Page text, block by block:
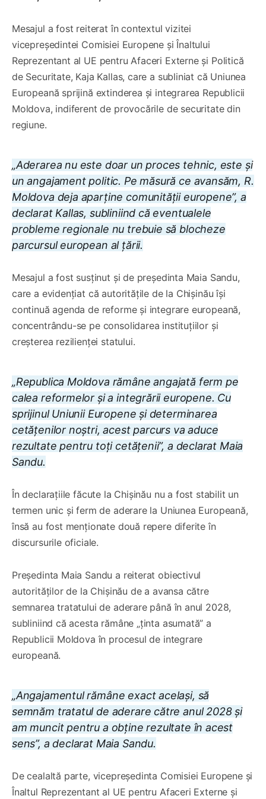
Mesajul a fost reiterat în contextul vizitei
vicepreședintei Comisiei Europene și Înaltului
Reprezentant al UE pentru Afaceri Externe și Politică
de Securitate, Kaja Kallas, care a subliniat că Uniunea
Europeană sprijină extinderea și integrarea Republicii
Moldova, indiferent de provocările de securitate din
regiune.
„Aderarea nu este doar un proces tehnic, este și
un angajament politic. Pe măsură ce avansăm, R.
Moldova deja aparține comunității europene”, a
declarat Kallas, subliniind că eventualele
probleme regionale nu trebuie să blocheze
parcursul european al țării.
Mesajul a fost susținut și de președinta Maia Sandu,
care a evidențiat că autoritățile de la Chișinău își
continuă agenda de reforme și integrare europeană,
concentrându-se pe consolidarea instituțiilor și
creșterea rezilienței statului.
„Republica Moldova rămâne angajată ferm pe
calea reformelor și a integrării europene. Cu
sprijinul Uniunii Europene și determinarea
cetățenilor noștri, acest parcurs va aduce
rezultate pentru toți cetățenii”, a declarat Maia
Sandu.
În declarațiile făcute la Chișinău nu a fost stabilit un
termen unic și ferm de aderare la Uniunea Europeană,
însă au fost menționate două repere diferite în
discursurile oficiale.
Președinta Maia Sandu a reiterat obiectivul
autorităților de la Chișinău de a avansa către
semnarea tratatului de aderare până în anul 2028,
subliniind că acesta rămâne „ținta asumată” a
Republicii Moldova în procesul de integrare
europeană.
„Angajamentul rămâne exact același, să
semnăm tratatul de aderare către anul 2028 și
am muncit pentru a obține rezultate în acest
sens”, a declarat Maia Sandu.
De cealaltă parte, vicepreședinta Comisiei Europene și
Înaltul Reprezentant al UE pentru Afaceri Externe și